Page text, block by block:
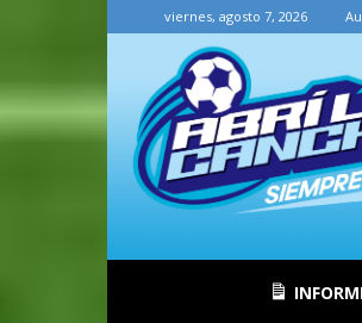
viernes, agosto 7, 2026